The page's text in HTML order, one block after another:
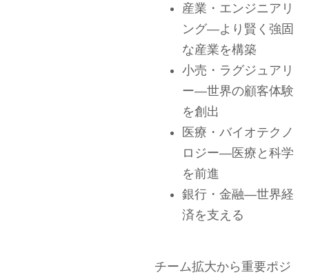
産業・エンジニアリ
ング—より賢く強固
な産業を構築
小売・ラグジュアリ
ー—世界の顧客体験
を創出
医療・バイオテクノ
ロジー—医療と科学
を前進
銀行・金融—世界経
済を支える
チーム拡大から重要ポジ